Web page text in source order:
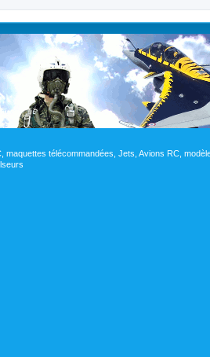
télécommandées, Jets, Avions RC,